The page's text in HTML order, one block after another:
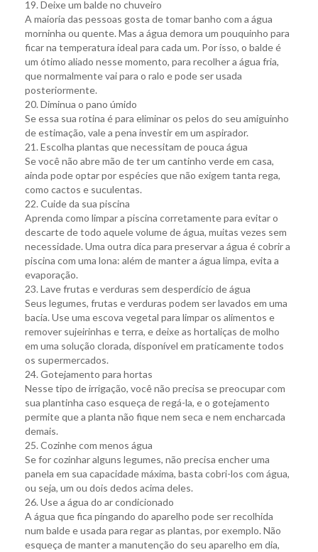
19. Deixe um balde no chuveiro
A maioria das pessoas gosta de tomar banho com a água
morninha ou quente. Mas a água demora um pouquinho para
ficar na temperatura ideal para cada um. Por isso, o balde é
um ótimo aliado nesse momento, para recolher a água fria,
que normalmente vai para o ralo e pode ser usada
posteriormente.
20. Diminua o pano úmido
Se essa sua rotina é para eliminar os pelos do seu amiguinho
de estimação, vale a pena investir em um aspirador.
21. Escolha plantas que necessitam de pouca água
Se você não abre mão de ter um cantinho verde em casa,
ainda pode optar por espécies que não exigem tanta rega,
como cactos e suculentas.
22. Cuide da sua piscina
Aprenda como limpar a piscina corretamente para evitar o
descarte de todo aquele volume de água, muitas vezes sem
necessidade. Uma outra dica para preservar a água é cobrir a
piscina com uma lona: além de manter a água limpa, evita a
evaporação.
23. Lave frutas e verduras sem desperdício de água
Seus legumes, frutas e verduras podem ser lavados em uma
bacia. Use uma escova vegetal para limpar os alimentos e
remover sujeirinhas e terra, e deixe as hortaliças de molho
em uma solução clorada, disponível em praticamente todos
os supermercados.
24. Gotejamento para hortas
Nesse tipo de irrigação, você não precisa se preocupar com
sua plantinha caso esqueça de regá-la, e o gotejamento
permite que a planta não fique nem seca e nem encharcada
demais.
25. Cozinhe com menos água
Se for cozinhar alguns legumes, não precisa encher uma
panela em sua capacidade máxima, basta cobri-los com água,
ou seja, um ou dois dedos acima deles.
26. Use a água do ar condicionado
A água que fica pingando do aparelho pode ser recolhida
num balde e usada para regar as plantas, por exemplo. Não
esqueça de manter a manutenção do seu aparelho em dia,